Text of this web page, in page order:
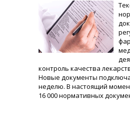
контроль качества
Новые документы
неделю. В настоящий
16 000 нормативных